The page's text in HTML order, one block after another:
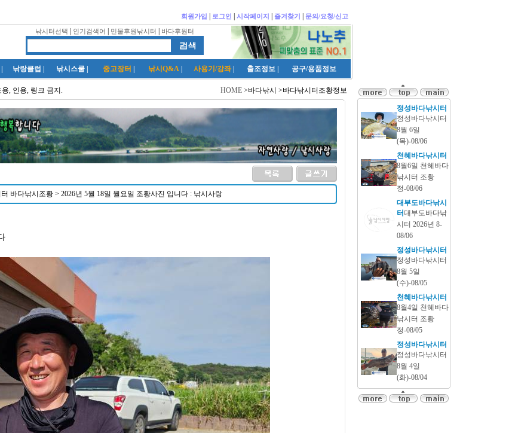
회원가입 로그인 시작페이지 즐겨찾기 문의/요청/신고
낚시터선택 인기검색어 민물후원낚시터 바다후원터
낚랑클럽 낚시스쿨 중고장터 낚시Q&A 사용기/강좌 출조정보 공구/용품정보
, 인용, 링크 금지. HOME>바다낚시 >바다낚시터조황정보
바다낚시조황 > 2026년 5월 18일 월요일 조황사진 입니다 : 낚시사랑
정성바다낚시터
정성바다낚시터
8월 6일
(목)-08/06
천혜바다낚시터
8월6일 천혜바다
낚시터 조황
정-08/06
대부도바다낚시
터대부도바다낚
시터 2026년 8-
08/06
정성바다낚시터
정성바다낚시터
8월 5일
(수)-08/05
천혜바다낚시터
8월4일 천혜바다
낚시터 조황
정-08/05
정성바다낚시터
정성바다낚시터
8월 4일
(화)-08/04